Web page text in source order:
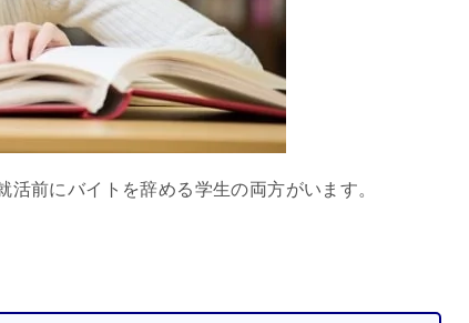
前にバイトを辞める学生の両方がいます。